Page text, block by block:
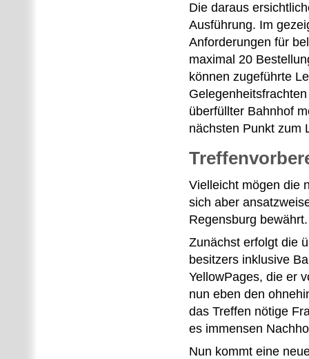
Die daraus
Ausführung. Im
Anforderungen für
maximal 20
können zugeführte
überfüllter Bahnhof
nächsten Punkt zum
Vielleicht mögen die
sich aber
Regensburg
Zunächst erfolgt die
besitzers inklusive
YellowPages, die er
nun eben den
das Treffen nötige
es immensen
Nun kommt eine